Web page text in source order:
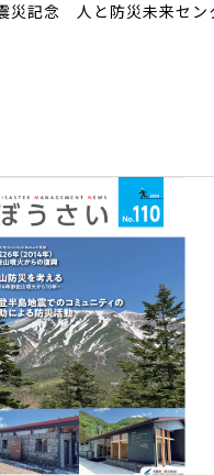
災記念 人と防災未来セン